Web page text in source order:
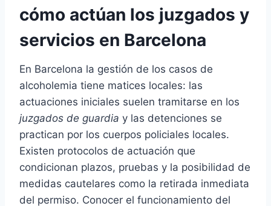
cómo actúan los juzgados y
servicios en Barcelona
En Barcelona la gestión de los casos de
alcoholemia tiene matices locales: las
actuaciones iniciales suelen tramitarse en los
juzgados de guardia y las detenciones se
practican por los cuerpos policiales locales.
Existen protocolos de actuación que
condicionan plazos, pruebas y la posibilidad de
medidas cautelares como la retirada inmediata
del permiso. Conocer el funcionamiento del